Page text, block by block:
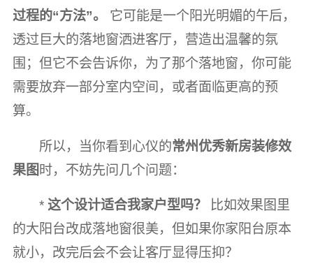
过程的“方法”。
它可能是一个阳光明媚的午后，
透过巨大的落地窗洒进客厅，营造出温馨的氛
围；但它不会告诉你，为了那个落地窗，你可能
需要放弃一部分室内空间，或者面临更高的预
算。
所以，当你看到心仪的常州优秀新房装修效
果图 时，不妨先问几个问题：
* 这个设计适合我家户型吗？
比如效果图里
的大阳台改成落地窗很美，但如果你家阳台原本
就小，改完后会不会让客厅显得压抑？